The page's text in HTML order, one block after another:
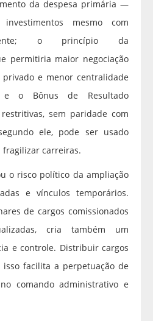
da despesa primária —
mesmo com
o princípio da
permitiria maior negociação
e menor centralidade
e o Bônus de Resultado
sem paridade com
ele, pode ser usado
carreiras.
o risco político da ampliação
e vínculos temporários.
de cargos comissionados
cria também um
e controle. Distribuir cargos
facilita a perpetuação de
comando administrativo e